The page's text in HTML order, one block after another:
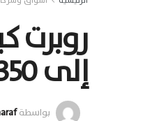
روبرت
إلى 350 ألف دولار بحلول 2025
بواسطة